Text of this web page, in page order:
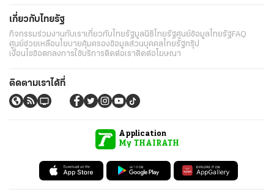
เกี่ยวกับไทยรัฐ
กิจกรรมร่วมงานกับเราเกี่ยวกับไทยรัฐมูลนิธิไทยรัฐศูนย์ข้อมูลไทยรัฐFAQ
ศูนย์ช่วยเหลือนโยบายคุ้มครองข้อมูลส่วนบุคคลไทยรัฐกรุ๊ป
เงื่อนไขข้อตกลงการใช้บริการติดต่อเราติดต่อโฆษณา
ติดตามเราได้ที่
Application
My THAIRATH